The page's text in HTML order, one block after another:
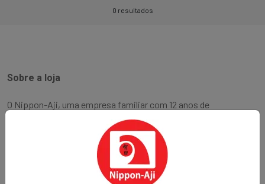
0 resultados
Sobre a loja
O Nippon-Aji, uma empresa familiar com 12 anos de
experiência, é especializada em produtos orientais e naturais.
Fundada no bairro Bigorrilho em Curitiba, temos o
compromisso de oferecer aos nossos clientes qualidade,
preços justos e um atendimento excepcional. Descubra a
autenticidade e a tradição em cada produto!